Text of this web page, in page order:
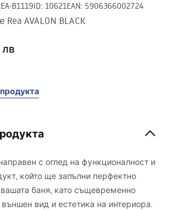
B1119ID: 10621EAN: 5906366002724
AVALON BLACK
лв
с оглед на функционалност и
който ще запълни перфектно
баня, като същевременно
вид и естетика на интериора.